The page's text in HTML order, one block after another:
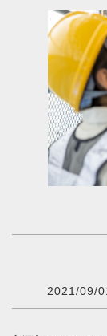
2021/09/